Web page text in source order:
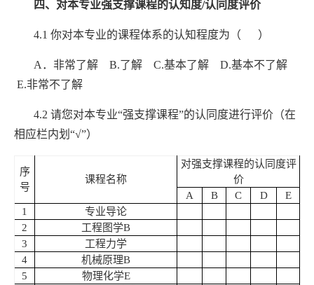
四、对本专业强支撑课程的认知度/认同度评价
4.1 你对本专业的课程体系的认知程度为（ ）
A ．非常了解 B.了解 C.基本了解 D.基本不了解
E.非常不了解
4.2 请您对本专业“强支撑课程”的认同度进行评价（在
相应栏内划 “√”）
序
号
课程名称
对强支撑课程的认同度评
价
A
B C D
E
1
专业导论
2
工程图学B
3
工程力学
4
机械原理B
5
物理化学E